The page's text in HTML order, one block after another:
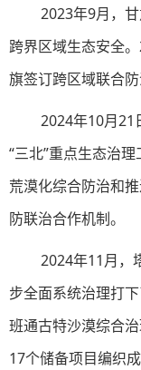
2023年9月，
跨界区域生态安全
旗签订跨区域联合
2024年10月21
“三北”重点生态治
荒漠化综合防治和
防联治合作机制。
2024年11月，
步全面系统治理打
班通古特沙漠综合
17个储备项目编织